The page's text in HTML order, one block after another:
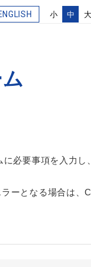
小 中 大
必要事項を入力し
ーとなる場合は、